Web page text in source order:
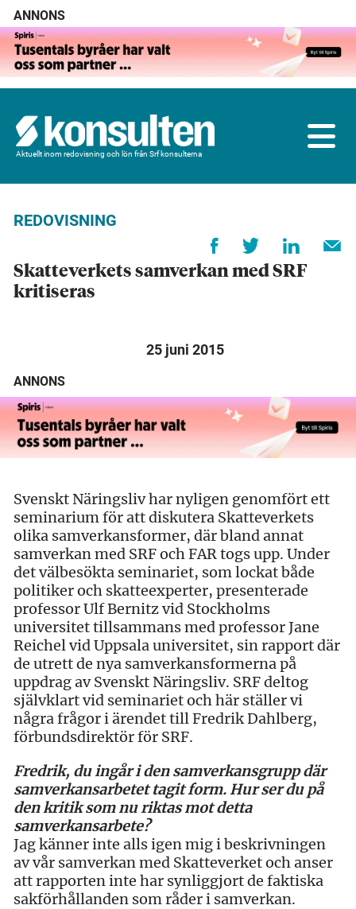
ANNONS
Aktuellt inom redovisning och lön från Srf konsulterna
REDOVISNING
Skatteverkets samverkan med SRF
kritiseras
25 juni 2015
ANNONS
Svenskt Näringsliv har nyligen genomfört ett
seminarium för att diskutera Skatteverkets
olika samverkansformer, där bland annat
samverkan med SRF och FAR togs upp. Under
det välbesökta seminariet, som lockat både
politiker och skatteexperter, presenterade
professor Ulf Bernitz vid Stockholms
universitet tillsammans med professor Jane
Reichel vid Uppsala universitet, sin rapport där
de utrett de nya samverkansformerna på
uppdrag av Svenskt Näringsliv. SRF deltog
självklart vid seminariet och här ställer vi
några frågor i ärendet till Fredrik Dahlberg,
förbundsdirektör för SRF.
Fredrik, du ingår i den samverkansgrupp där
samverkansarbetet tagit form. Hur ser du på
den kritik som nu riktas mot detta
samverkansarbete?
Jag känner inte alls igen mig i beskrivningen
av vår samverkan med Skatteverket och anser
att rapporten inte har synliggjort de faktiska
sakförhållanden som råder i samverkan.